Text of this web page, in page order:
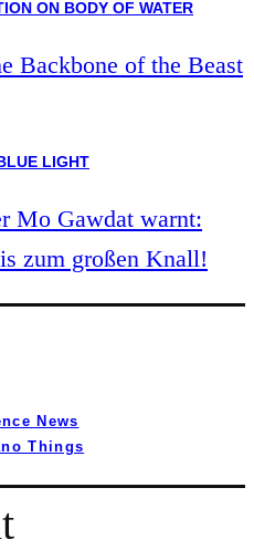
Backbone of the Beast
Mo Gawdat warnt:
zum großen Knall!
News
Things